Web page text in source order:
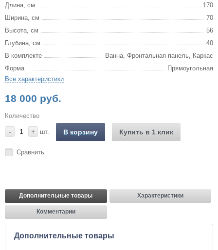
Длина, см
170
Ширина, см
70
Высота, см
56
Глубина, см
40
В комплекте
Ванна, Фронтальная панель, Каркас
Форма
Прямоугольная
Все характеристики
18 000 руб.
Количество
- + шт. В корзину Купить в 1 клик
Сравнить
Дополнительные товары Характеристики
Комментарии
Дополнительные товары